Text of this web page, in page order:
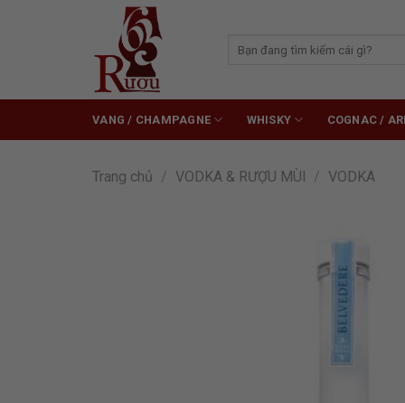
kiếm:
VANG / CHAMPAGNE WHISKY COGNAC /
Trang chủ / VODKA & RƯỢU MÙI / VODKA